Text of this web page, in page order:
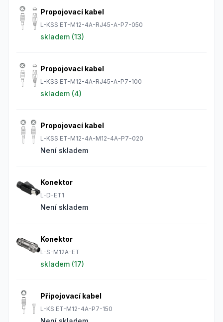
Propojovací kabel
L-KSS ET-M12-4A-RJ45-A-P7-050
skladem (13)
Propojovací kabel
L-KSS ET-M12-4A-RJ45-A-P7-100
skladem (4)
Propojovací kabel
L-KSS ET-M12-4A-M12-4A-P7-020
Není skladem
Konektor
L-D-ET1
Není skladem
Konektor
L-S-M12A-ET
skladem (17)
Připojovací kabel
L-KS ET-M12-4A-P7-150